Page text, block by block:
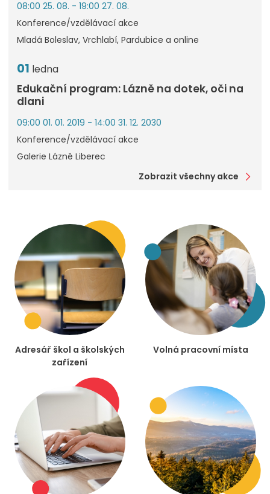
08:00 25. 08. - 19:00 27. 08.
Konference/vzdělávací akce
Mladá Boleslav, Vrchlabí, Pardubice a online
01 ledna
Edukační program: Lázně na dotek, oči na
dlani
09:00 01. 01. 2019 - 14:00 31. 12. 2030
Konference/vzdělávací akce
Galerie Lázně Liberec
Zobrazit všechny akce
Adresář škol a školských
zařízení
Volná pracovní místa